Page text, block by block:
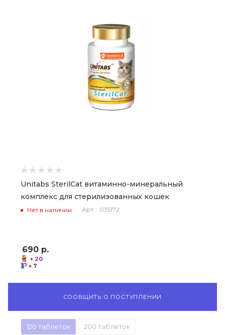
Unitabs SterilCat витаминно-минеральный
комплекс для стерилизованных кошек
Нет в наличии Арт. : 035172
690 р.
+ 20
+ 7
СООБЩИТЬ О ПОСТУПЛЕНИИ
120 таблеток 200 таблеток